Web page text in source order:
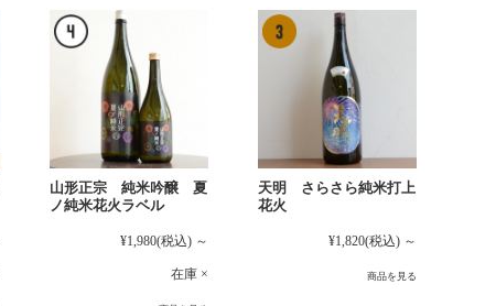
山形正宗 純米吟醸 夏
ノ純米花火ラベル
¥1,980(税込) ～
在庫 ×
天明 さらさら純米打上
花火
¥1,820(税込) ～
商品を見る